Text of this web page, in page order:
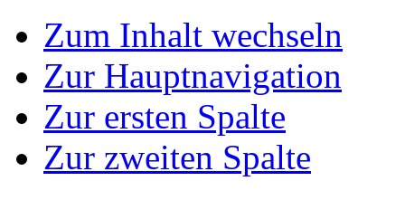
Zum Inhalt wechseln
Zur Hauptnavigation
Zur ersten Spalte
Zur zweiten Spalte